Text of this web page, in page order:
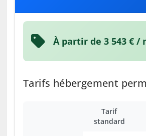
À partir de 3 543 € /
Tarifs hébergement
Tarif
standard